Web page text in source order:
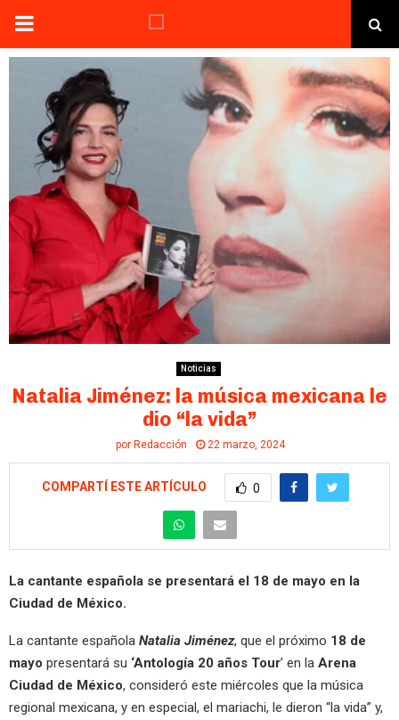
PRIMARY
MENU
Noticias
Natalia Jiménez: la música mexicana le
dio “la vida”
por Redacción 22 marzo, 2024
COMPARTÍ ESTE ARTÍCULO 0
La cantante española se presentará el 18 de mayo en la
Ciudad de México.
La cantante española Natalia Jiménez, que el próximo 18 de
mayo presentará su ‘Antología 20 años Tour’ en la Arena
Ciudad de México, consideró este miércoles que la música
regional mexicana, y en especial, el mariachi, le dieron “la vida” y,